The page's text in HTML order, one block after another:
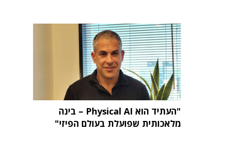
"העתיד הוא Physical AI – בינה
מלאכותית שפועלת בעולם הפיזי"